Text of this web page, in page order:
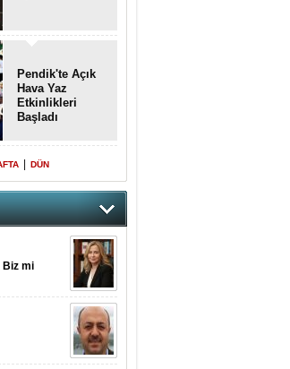
Pendik'te Açık
Hava Yaz
Etkinlikleri
Başladı
DÜN
Biz mi